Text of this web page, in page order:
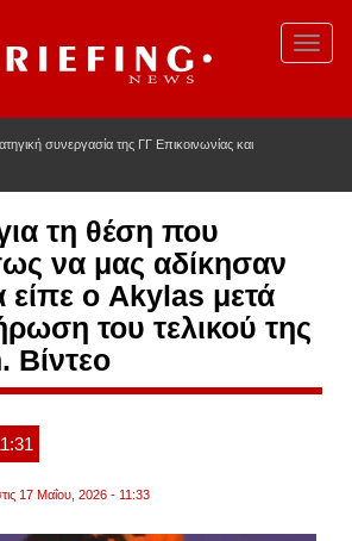
συνεργασία της ΓΓ Επικοινωνίας και
τη θέση που
να μας αδίκησαν
ο Akylas μετά
του τελικού της
Βίντεο
17 Μαΐου, 2026 - 11:33